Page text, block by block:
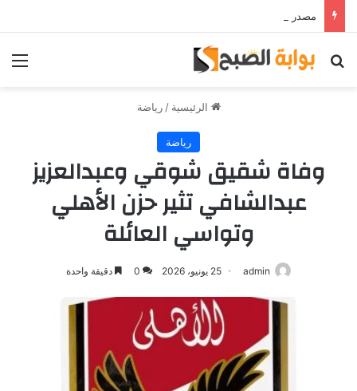
بحث عن
الرئيسية / رياضة
رياضة
وفاة شقيق شوقي وعبدالعزيز
عبدالشافي تثير حزن الأهلي
وتواسي العائلة
admin 25 يونيو، 2026 0 دقيقة واحدة